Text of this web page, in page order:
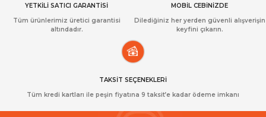
YETKİLİ SATICI GARANTİSİ
Tüm ürünlerimiz üretici garantisi
altındadır.
MOBİL CEBİNİZDE
Dilediğiniz her yerden güvenli alışverişin
keyfini çıkarın.
TAKSİT SEÇENEKLERİ
Tüm kredi kartları ile peşin fiyatına 9 taksit’e kadar ödeme imkanı